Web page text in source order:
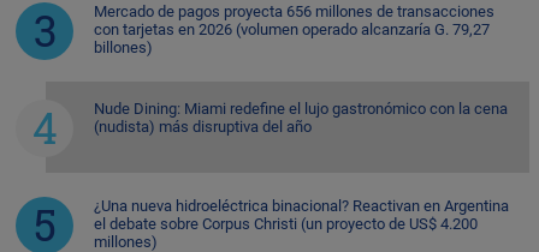
Mercado de pagos proyecta 656 millones de transacciones
con tarjetas en 2026 (volumen operado alcanzaría G. 79,27
billones)
Nude Dining: Miami redefine el lujo gastronómico con la cena
(nudista) más disruptiva del año
¿Una nueva hidroeléctrica binacional? Reactivan en Argentina
el debate sobre Corpus Christi (un proyecto de US$ 4.200
millones)